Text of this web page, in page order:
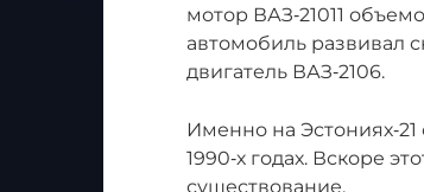
мотор ВАЗ‑21011
автомобиль развивал
двигатель ВАЗ‑2106.
Именно на
1990‑х годах. Вскоре
существование.